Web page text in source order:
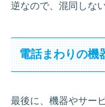
逆なので、混同しな
電話まわりの機
最後に、機器やサー